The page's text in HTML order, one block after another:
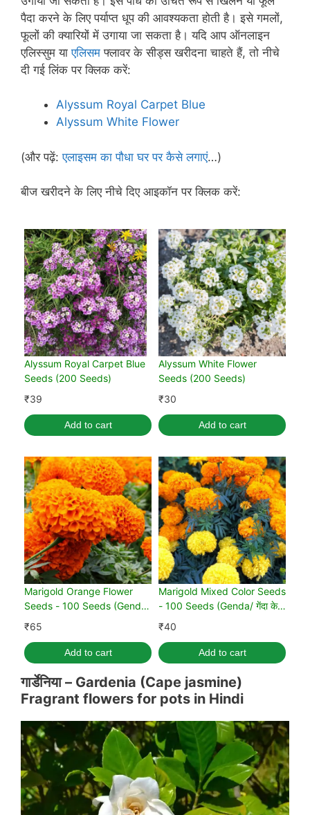
पैदा करने के लिए पर्याप्त धूप की आवश्यकता होती है। इसे गमलों,
फूलों की क्यारियों में उगाया जा सकता है। यदि आप ऑनलाइन
एलिस्सुम याएलिसम फ्लावर के सीड्स खरीदना चाहते हैं, तो नीचे
दी गई लिंक पर क्लिक करें:
Alyssum Royal Carpet Blue
Alyssum White Flower
(और पढ़ें:एलाइसम का पौधा घर पर कैसे लगाएं…)
बीज खरीदने के लिए नीचे दिए आइकॉन पर क्लिक करें:
Alyssum Royal Carpet Blue
Seeds (200 Seeds)
₹39
Add to cart
Alyssum White Flower
Seeds (200 Seeds)
₹30
Add to cart
Marigold Orange Flower
Seeds - 100 Seeds (Genda/
गेंदा के बीज)
₹65
Add to cart
Marigold Mixed Color Seeds
- 100 Seeds (Genda/ गेंदा के
बीज)
₹40
Add to cart
गार्डेनिया – Gardenia (Cape jasmine)
Fragrant flowers for pots in Hindi